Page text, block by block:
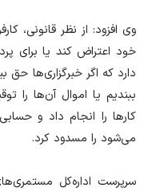
وی افزود: از نظر قانونی،
خود اعتراض کند یا برای
ببندیم یا اموال آن‌ها را
کار‌ها را انجام داد و
می‌شود را مسدود کرد.
سرپرست اداره‌کل